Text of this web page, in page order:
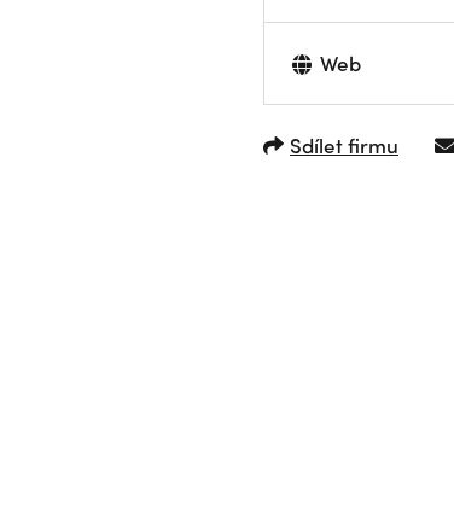
Web
Sdílet firmu